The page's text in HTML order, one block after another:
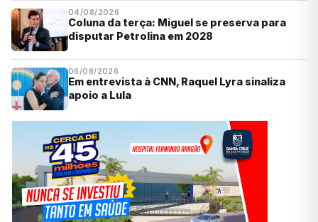
04/08/2026
Coluna da terça: Miguel se preserva para
disputar Petrolina em 2028
06/08/2026
Em entrevista à CNN, Raquel Lyra sinaliza
apoio a Lula